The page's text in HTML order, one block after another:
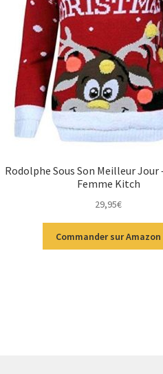
Rodolphe Sous Son Meilleur Jour
Femme Kitch
29,95€
Commander sur Amazon